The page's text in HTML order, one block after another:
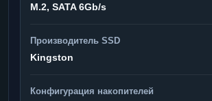
M.2, SATA 6Gb/s
Производитель SSD
Kingston
Конфигурация накопителей